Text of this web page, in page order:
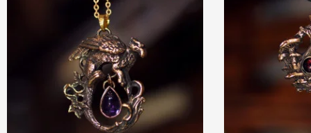
Pendentif "Odonata Nila"
Petit Format — Calcédoine
Pendentif "Odonata Nila"
Petit Format — Agate
Bague "Mori" — Grenat